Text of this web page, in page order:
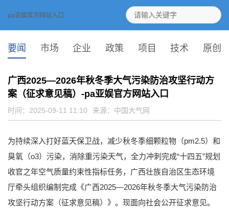
pa亚娱官方网站入口
要闻 市场 企业 政策 项目 技术 原创
广西2025—2026年秋冬季大气污染防治攻坚行动方
案（征求意见稿）-pa亚娱官方网站入口
时间：2025-09-11 11:10 来源： 中国大气网
为持续深入打好蓝天保卫战，减少秋冬季细颗粒物（pm2.5）和
臭氧（o3）污染，消除重污染天气，全力冲刺完成“十四五”规划
收官之年空气质量约束性指标任务，广西壮族自治区生态环境
厅牵头组织编制完成《广西2025—2026年秋冬季大气污染防治
攻坚行动方案（征求意见稿）》。现面向社会公开征求意见。